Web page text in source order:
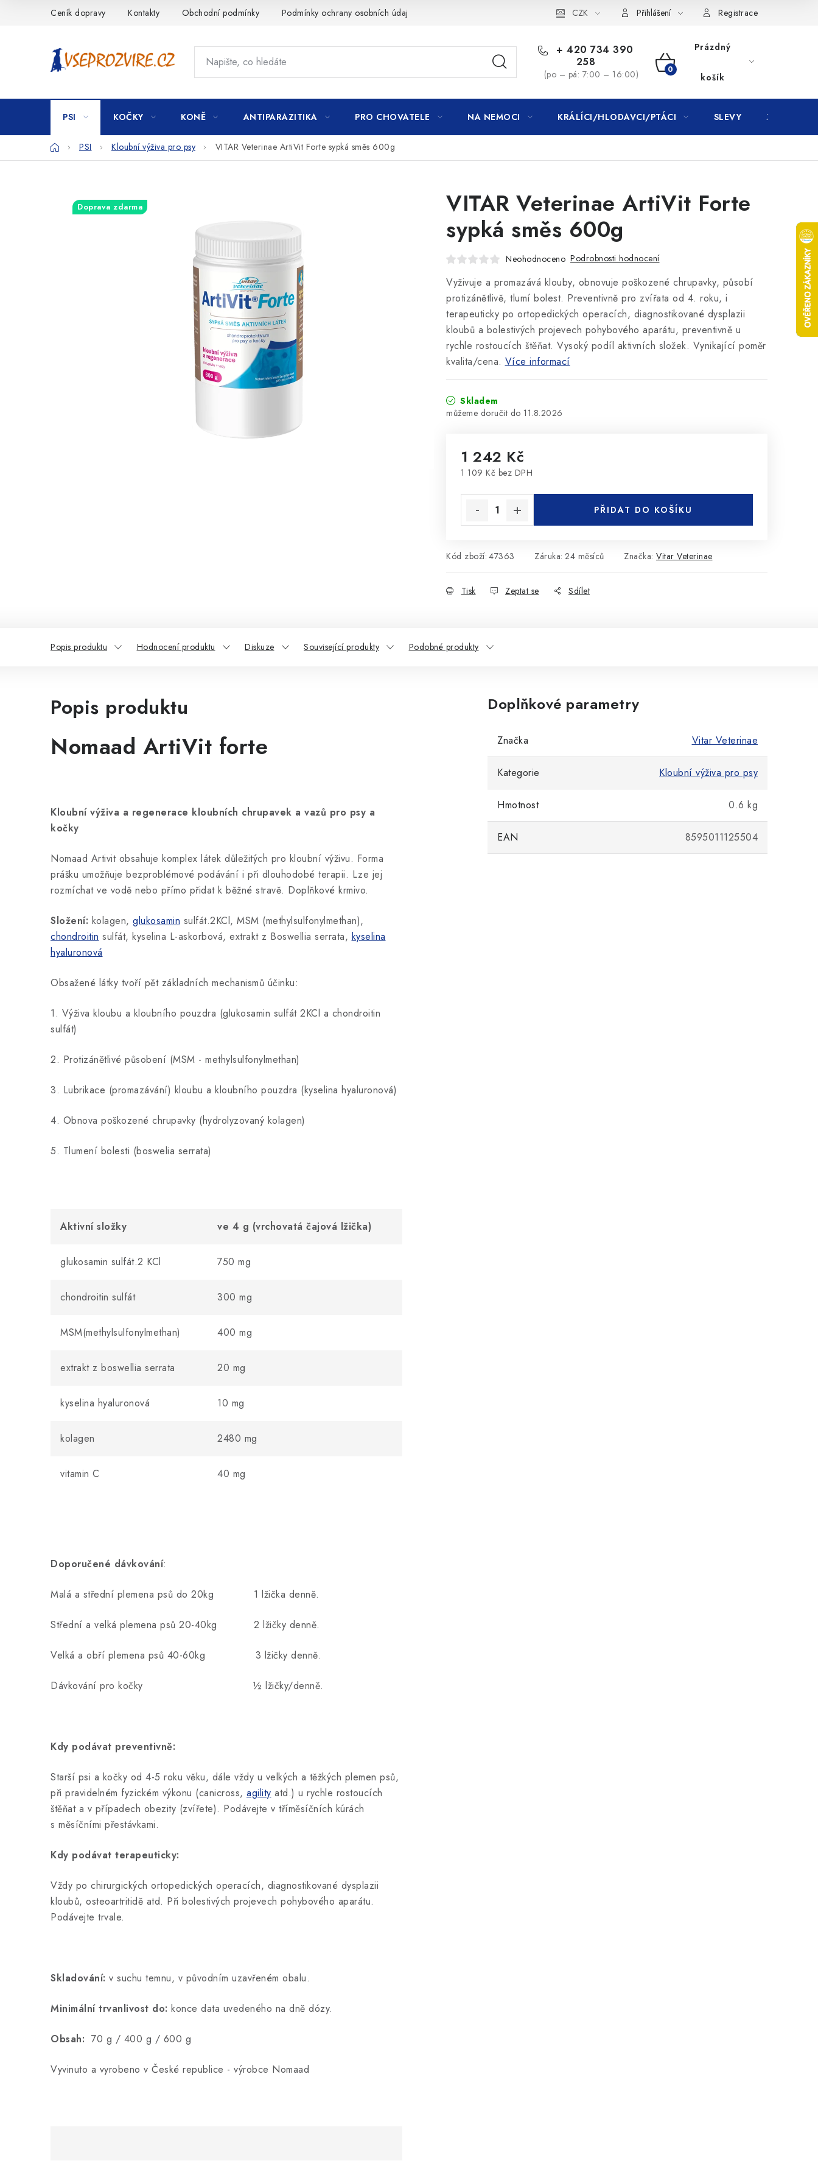
Ceník dopravy Kontakty Obchodní podmínky Podmínky ochrany osobních údajů CZK Přihlášení Registrace
+ 420 734 390
258
(po – pá: 7:00 – 16:00)
NÁKUPNÍ
KOŠÍK
Prázdný
košík
PSI KOČKY KONĚ ANTIPARAZITIKA PRO CHOVATELE NA NEMOCI KRÁLÍCI/HLODAVCI/PTÁCI SLEVY ZNAČKY
DomůPSI Kloubní výživa pro psy VITAR Veterinae ArtiVit Forte sypká směs 600g
VITAR Veterinae ArtiVit Forte
sypká směs 600g
Neohodnoceno Podrobnosti hodnocení
Vyživuje a promazává klouby, obnovuje poškozené chrupavky, působí
protizánětlivě, tlumí bolest. Preventivně pro zvířata od 4. roku, i
terapeuticky po ortopedických operacích, diagnostikované dysplazii
kloubů a bolestivých projevech pohybového aparátu, preventivně u
rychle rostoucích štěňat. Vysoký podíl aktivních složek. Vynikající poměr
kvalita/cena. Více informací
Skladem
11.8.2026
1 242 Kč
1 109 Kč bez DPH
PŘIDAT DO KOŠÍKU
Kód zboží: 47363 Záruka: 24 měsíců Značka: Vitar Veterinae
Tisk Zeptat se Sdílet
Doprava zdarma
Popis produktu Hodnocení produktu Diskuze Související produkty Podobné produkty
Popis produktu
Nomaad ArtiVit forte
Kloubní výživa a regenerace kloubních chrupavek a vazů pro psy a
kočky
Nomaad Artivit obsahuje komplex látek důležitých pro kloubní výživu. Forma
prášku umožňuje bezproblémové podávání i při dlouhodobé terapii. Lze jej
rozmíchat ve vodě nebo přímo přidat k běžné stravě. Doplňkové krmivo.
Složení: kolagen, glukosamin sulfát.2KCl, MSM (methylsulfonylmethan),
chondroitin sulfát, kyselina L-askorbová, extrakt z Boswellia serrata, kyselina
hyaluronová
Obsažené látky tvoří pět základních mechanismů účinku:
1. Výživa kloubu a kloubního pouzdra (glukosamin sulfát 2KCl a chondroitin
sulfát)
2. Protizánětlivé působení (MSM - methylsulfonylmethan)
3. Lubrikace (promazávání) kloubu a kloubního pouzdra (kyselina hyaluronová)
4. Obnova poškozené chrupavky (hydrolyzovaný kolagen)
5. Tlumení bolesti (boswelia serrata)
Aktivní složky ve 4 g (vrchovatá čajová lžička)
glukosamin sulfát.2 KCl 750 mg
chondroitin sulfát 300 mg
MSM(methylsulfonylmethan) 400 mg
extrakt z boswellia serrata 20 mg
kyselina hyaluronová 10 mg
kolagen 2480 mg
vitamin C 40 mg
Doporučené dávkování:
Malá a střední plemena psů do 20kg 1 lžička denně.
Střední a velká plemena psů 20-40kg 2 lžičky denně.
Velká a obří plemena psů 40-60kg 3 lžičky denně.
Dávkování pro kočky ½ lžičky/denně.
Kdy podávat preventivně:
Starší psi a kočky od 4-5 roku věku, dále vždy u velkých a těžkých plemen psů,
při pravidelném fyzickém výkonu (canicross, agility atd.) u rychle rostoucích
štěňat a v případech obezity (zvířete). Podávejte v tříměsíčních kúrách
s měsíčními přestávkami.
Kdy podávat terapeuticky:
Vždy po chirurgických ortopedických operacích, diagnostikované dysplazii
kloubů, osteoartritidě atd. Při bolestivých projevech pohybového aparátu.
Podávejte trvale.
Skladování: v suchu temnu, v původním uzavřeném obalu.
Minimální trvanlivost do: konce data uvedeného na dně dózy.
Obsah: 70 g / 400 g / 600 g
Vyvinuto a vyrobeno v České republice - výrobce Nomaad
Doplňkové parametry
Značka Vitar Veterinae
Kategorie Kloubní výživa pro psy
Hmotnost 0.6 kg
EAN 8595011125504